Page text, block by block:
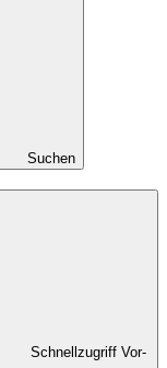
Suchen
Schnellzugriff Vor-